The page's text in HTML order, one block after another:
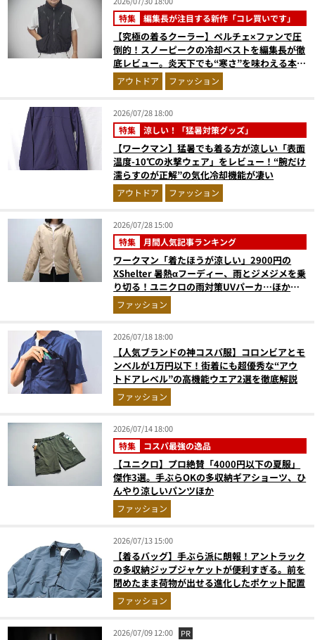
特集 編集長が注目する新作「コレ買いです」
【究極の着るクーラー】ペルチェ×ファンで圧
倒的！スノーピークの冷却ベストを編集長が徹
底レビュー。炎天下でも“寒さ”を味わえる本気
のギア『コレ買いです』Vol.172
アウトドア ファッション
2026/07/28 18:00
特集 涼しい！「猛暑対策グッズ」
【ワークマン】猛暑でも着る方が涼しい「表面
温度-10℃の氷撃ウェア」をレビュー！“腕だけ
濡らすのが正解”の気化冷却機能が凄い
アウトドア ファッション
2026/07/28 15:00
特集 月間人気記事ランキング
ワークマン「着たほうが涼しい」2900円の
XShelter 暑熱αフーディー、雨とジメジメを乗
り切る！ユニクロの雨対策UVパーカ…ほか
【アウターの人気記事ランキングベスト3】
（2026年6月版）
ファッション
2026/07/18 18:00
【人気ブランドの神コスパ服】コロンビアとモ
ンベルが1万円以下！街着にも超優秀な“アウ
トドアレベル”の高機能ウエア2選を徹底解説
ファッション
2026/07/14 18:00
特集 コスパ最強の逸品
【ユニクロ】プロ絶賛「4000円以下の夏服」
傑作3選。手ぶらOKの多収納ギアショーツ、ひ
んやり涼しいパンツほか
ファッション
2026/07/13 15:00
【着るバッグ】手ぶら派に朗報！アントラック
の多収納ジップジャケットが便利すぎる。前を
閉めたまま荷物が出せる進化したポケット配置
ファッション
2026/07/09 12:00 PR